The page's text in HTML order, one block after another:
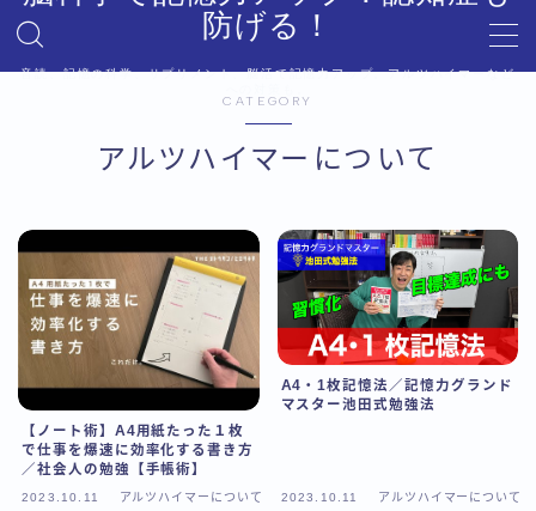
防げる！
音読、記憶の科学、サプリメント、脳活で記憶力アップ。アルツハイマーなど
プライバシーポリシー
利用規約／特定商取引法に基づく表記
有料記事の決済完了ページ
有料記事の決済完了ページ
運営者情報
CATEGORY
アルツハイマーについて
【ノート術】A4用紙たった１枚
で仕事を爆速に効率化する書き方
／社会人の勉強【手帳術】
2023.10.11 アルツハイマーについて
A4・1枚記憶法／記憶力グランド
マスター池田式勉強法
2023.10.11 アルツハイマーについて